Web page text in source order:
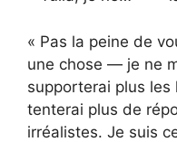
« Pas la peine de
une chose — je ne
supporterai plus les
tenterai plus de
irréalistes. Je suis